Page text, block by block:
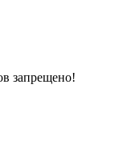
запрещено!